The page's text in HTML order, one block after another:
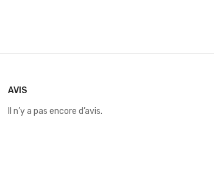
AVIS
Il n’y a pas encore d’avis.